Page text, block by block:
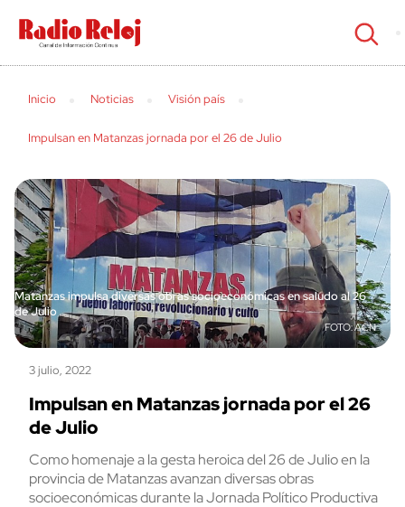
cerrar
Inicio Noticias Visión país
Impulsan en Matanzas jornada por el 26 de Julio
Matanzas impulsa diversas obras socioeconómicas en saludo al 26
de Julio
ACN
3 julio, 2022
Impulsan en Matanzas jornada por el 26
de Julio
Como homenaje a la gesta heroica del 26 de Julio en la
provincia de Matanzas avanzan diversas obras
socioeconómicas durante la Jornada Político Productiva